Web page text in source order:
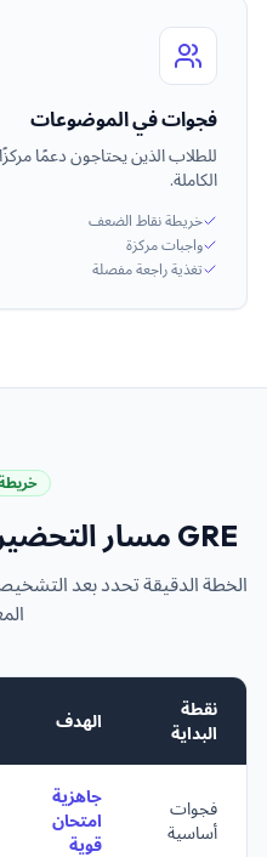
فجوات في الموضوعات
للطلاب الذين يحتاجون دعمًا
الكاملة.
خريطة نقاط الضعف
واجبات مركزة
تغذية راجعة مفصلة
GRE مسار
الخطة الدقيقة تحدد بعد
نقطة
البداية
الهدف
فجوات
أساسية
جاهزية
امتحان
قوية